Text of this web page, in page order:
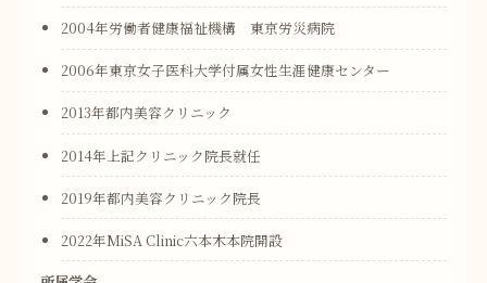
2004年労働者健康福祉機構 東京労災病院
2006年東京女子医科大学付属女性生涯健康センター
2013年都内美容クリニック
2014年上記クリニック院長就任
2019年都内美容クリニック院長
2022年MiSA Clinic六本木本院開設